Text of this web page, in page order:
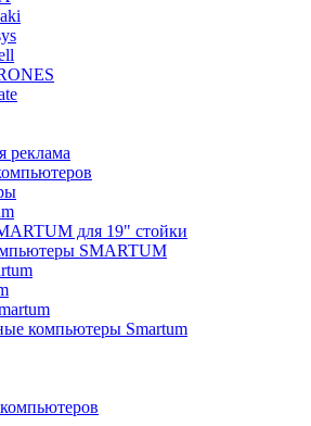
реклама
для 19" стойки
SMARTUM
компьютеры Smartum